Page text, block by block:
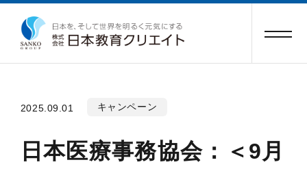
2025.09.01 キャンペーン
日本医療事務協会：＜9月